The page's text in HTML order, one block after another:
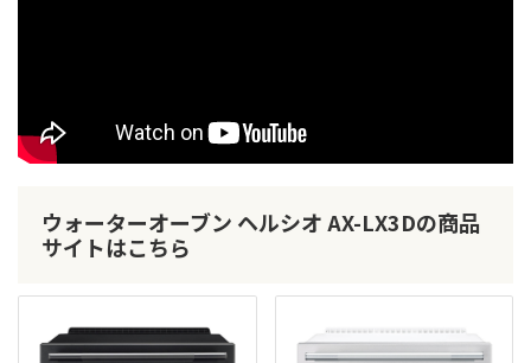
ウォーターオーブン ヘルシオ AX-LX3Dの商品
サイトはこちら